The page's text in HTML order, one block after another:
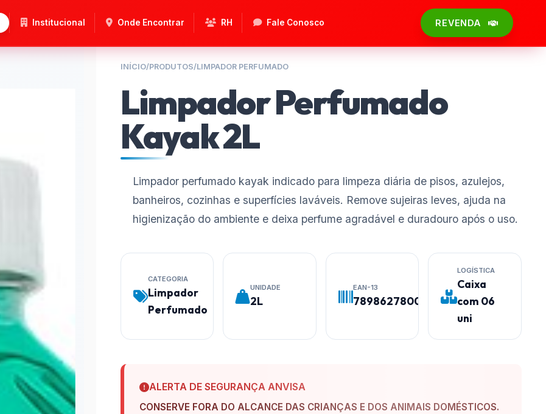
Institucional Onde Encontrar RH Fale Conosco REVENDA
INÍCIO/PRODUTOS/LIMPADOR PERFUMADO
Limpador Perfumado
Kayak 2L
Limpador perfumado kayak indicado para limpeza diária de pisos, azulejos,
banheiros, cozinhas e superfícies laváveis. Remove sujeiras leves, ajuda na
higienização do ambiente e deixa perfume agradável e duradouro após o uso.
CATEGORIA
Limpador
Perfumado
UNIDADE
2L
EAN-13
7898627800508
LOGÍSTICA
Caixa
com 06
uni
ALERTA DE SEGURANÇA ANVISA
CONSERVE FORA DO ALCANCE DAS CRIANÇAS E DOS ANIMAIS DOMÉSTICOS.